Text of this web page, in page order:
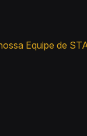
Equipe de